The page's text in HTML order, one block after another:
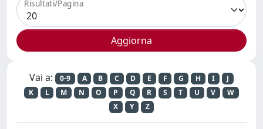
Risultati/Pagina
Vai a: 0-9 A B C D E F G H I
J
K
L M N O P Q R S T U V
W
X
Y Z